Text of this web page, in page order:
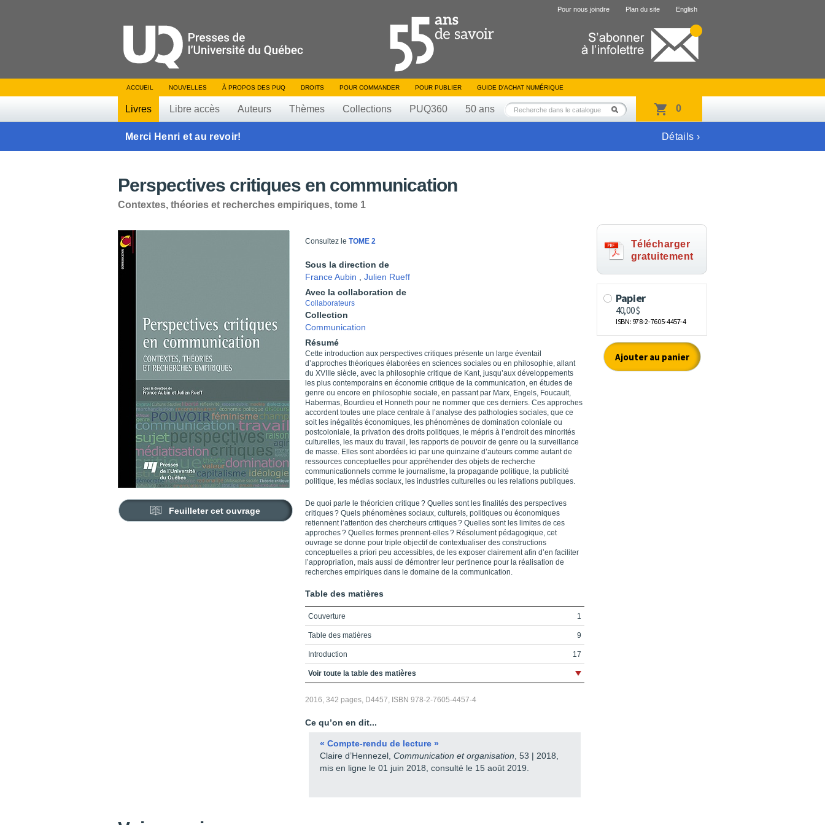
Pour nous joindre Plan du site English
ACCUEIL NOUVELLES À PROPOS DES PUQ DROITS POUR COMMANDER POUR PUBLIER GUIDE D’ACHAT NUMÉRIQUE
Livres Libre accès Auteurs Thèmes Collections PUQ360 50 ans 0
Merci Henri et au revoir! Détails ›
Perspectives critiques en communication
Contextes, théories et recherches empiriques, tome 1
Feuilleter cet ouvrage
Consultez le TOME 2
Sous la direction de
France Aubin
Julien Rueff
Avec la collaboration de
Collaborateurs
Collection
Communication
Résumé
Cette introduction aux perspectives critiques présente un large éventail
d’approches théoriques élaborées en sciences sociales ou en philosophie, allant
du XVIIIe siècle, avec la philosophie critique de Kant, jusqu’aux développements
les plus contemporains en économie critique de la communication, en études de
genre ou encore en philosophie sociale, en passant par Marx, Engels, Foucault,
Habermas, Bourdieu et Honneth pour ne nommer que ces derniers. Ces approches
accordent toutes une place centrale à l’analyse des pathologies sociales, que ce
soit les inégalités économiques, les phénomènes de domination coloniale ou
postcoloniale, la privation des droits politiques, le mépris à l’endroit des minorités
culturelles, les maux du travail, les rapports de pouvoir de genre ou la surveillance
de masse. Elles sont abordées ici par une quinzaine d’auteurs comme autant de
ressources conceptuelles pour appréhender des objets de recherche
communicationnels comme le journalisme, la propagande politique, la publicité
politique, les médias sociaux, les industries culturelles ou les relations publiques.
De quoi parle le théoricien critique ? Quelles sont les finalités des perspectives
critiques ? Quels phénomènes sociaux, culturels, politiques ou économiques
retiennent l’attention des chercheurs critiques ? Quelles sont les limites de ces
approches ? Quelles formes prennent-elles ? Résolument pédagogique, cet
ouvrage se donne pour triple objectif de contextualiser des constructions
conceptuelles a priori peu accessibles, de les exposer clairement afin d’en faciliter
l’appropriation, mais aussi de démontrer leur pertinence pour la réalisation de
recherches empiriques dans le domaine de la communication.
Table des matières
Couverture 1
Table des matières 9
Introduction 17
Pourquoi un autre ouvrage sur les perspectives critiques ? 18
Chapitre 1 - Kantisme et communication : pour un horizon critique
Chapitre 2 - Philosophie sociale et critique immanente
Voir toute la table des matières
2016, 342 pages, D4457, ISBN 978-2-7605-4457-4
Ce qu’on en dit...
« Compte-rendu de lecture »
Claire d’Hennezel, Communication et organisation , 53 | 2018,
mis en ligne le 01 juin 2018, consulté le 15 août 2019.
Télécharger
gratuitement